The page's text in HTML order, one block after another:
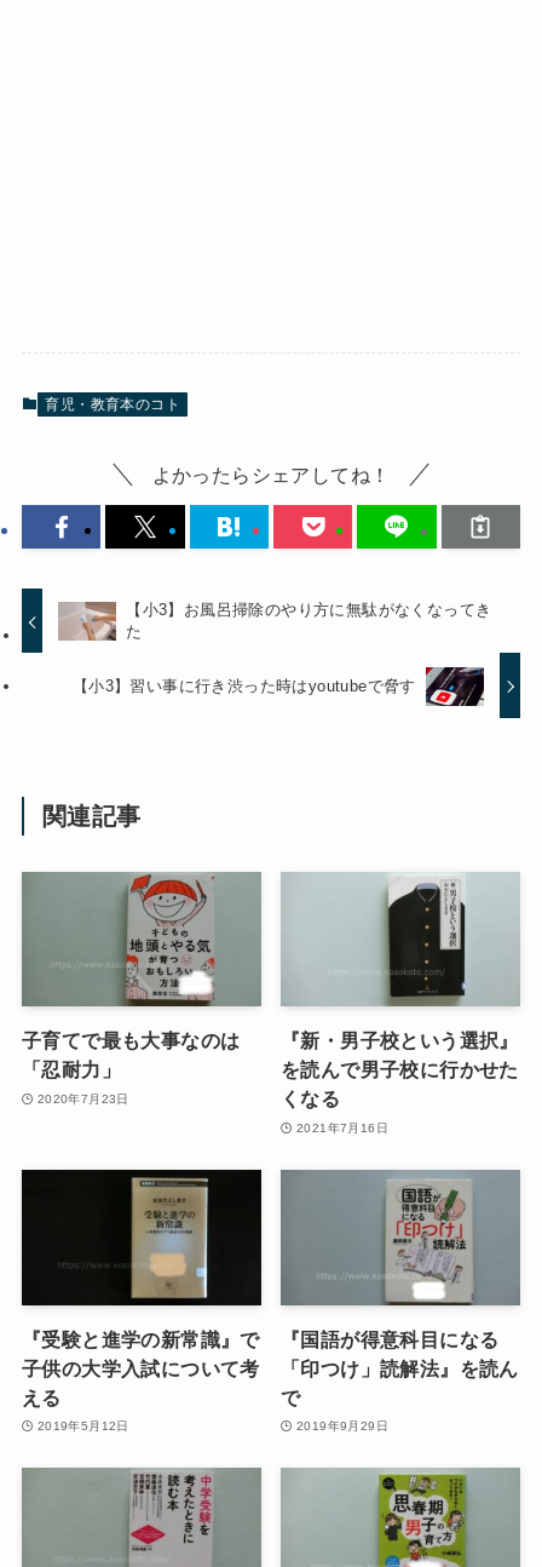
育児・教育本のコト
よかったらシェアしてね！
【小3】お風呂掃除のやり方に無駄がなくなってき
た
【小3】習い事に行き渋った時はyoutubeで脅す
関連記事
子育てで最も大事なのは
「忍耐力」
2020年7月23日
『新・男子校という選択』
を読んで男子校に行かせた
くなる
2021年7月16日
『受験と進学の新常識』で
子供の大学入試について考
える
2019年5月12日
『国語が得意科目になる
「印つけ」読解法』を読ん
で
2019年9月29日